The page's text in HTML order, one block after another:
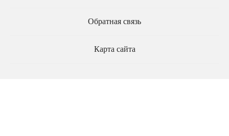
Обратная связь
Карта сайта